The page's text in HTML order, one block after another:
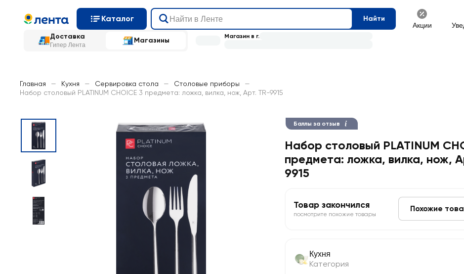
Каталог Найти
Акции
Доставка
Гипер Лента
Магазины Магазин в г.
Главная — Кухня — Сервировка стола — Столовые приборы
—
Набор столовый PLATINUM CHOICE 3 предмета: ложка, вилка, нож, Арт. TR-9915
Баллы за отзыв
Набор столовый PLATINUM
предмета: ложка, вилка, нож,
9915
Товар закончился
посмотрите похожие товары
Похожие
Кухня
Категория